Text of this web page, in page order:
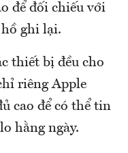
để đối chiếu với
ghi lại.
thiết bị đều cho
riêng Apple
cao để có thể tin
hằng ngày.